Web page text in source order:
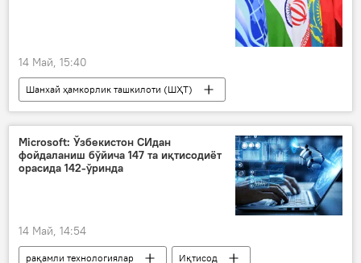
14 Май, 15:40
Шанхай ҳамкорлик ташкилоти (ШҲТ)
Хавфсизлик кенгаши
Сергей Шойгу
Россия
Microsoft: Ўзбекистон СИдан
фойдаланиш бўйича 147 та иқтисодиёт
орасида 142-ўринда
14 Май, 14:54
рақамли технологиялар Иқтисод